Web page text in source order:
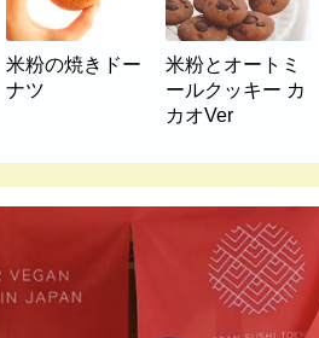
米粉の焼きドー
ナツ
米粉とオートミ
ールクッキー カ
カオVer